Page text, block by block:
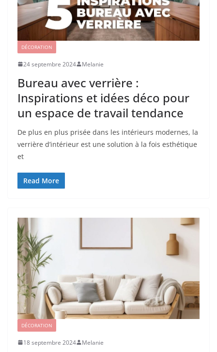
DÉCORATION
24 septembre 2024 Melanie
Bureau avec verrière :
Inspirations et idées déco pour
un espace de travail tendance
De plus en plus prisée dans les intérieurs modernes, la
verrière d’intérieur est une solution à la fois esthétique
et
Read More
DÉCORATION
18 septembre 2024 Melanie